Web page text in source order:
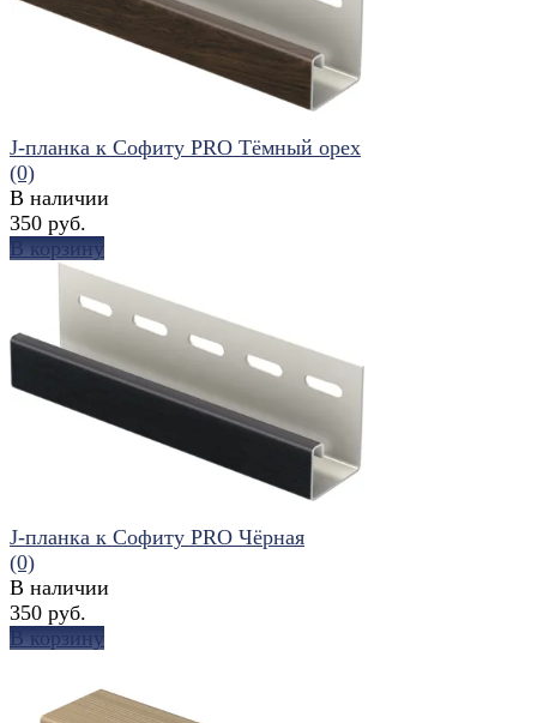
избранное сравнить
J-планка к Софиту PRO Тёмный орех
(0)
В наличии
350 руб.
В корзину
J-планка к Софиту PRO Чёрная
(0)
В наличии
350 руб.
В корзину